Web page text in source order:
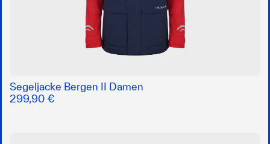
Segeljacke Bergen II Damen
299,90 €